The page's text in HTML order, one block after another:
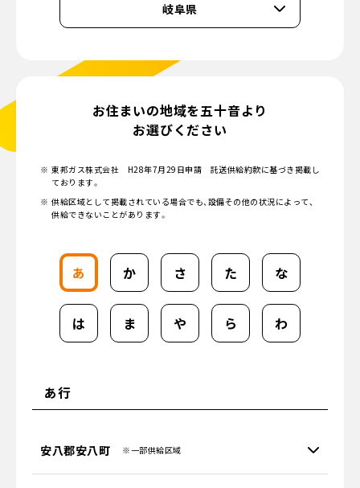
岐阜県
お住まいの地域を五十音より
お選びください
東邦ガス株式会社 H28年7月29日申請 託送供給約款に基づき掲載し
ております。
供給区域として掲載されている場合でも、設備その他の状況によって、
供給できないことがあります。
あ か さ た な
は ま や ら わ
あ行
安八郡安八町 ※一部供給区域